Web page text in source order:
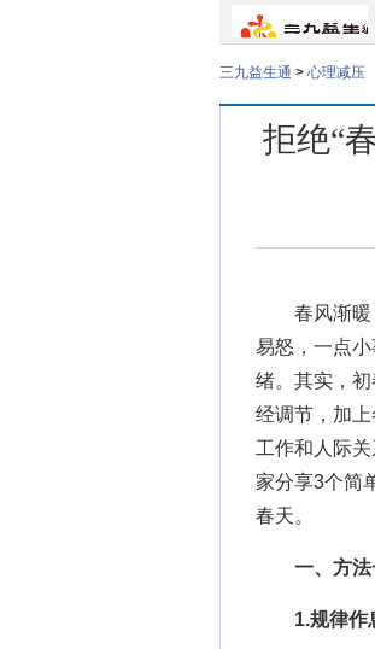
三九益生通 > 心理减压
拒绝“
春风渐暖，
易怒，一点
绪。其实，
经调节，加
工作和人际
家分享3个简
春天。
一、方
1.规律作